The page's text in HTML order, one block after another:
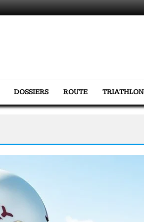
DOSSIERS ROUTE TRIATHLON